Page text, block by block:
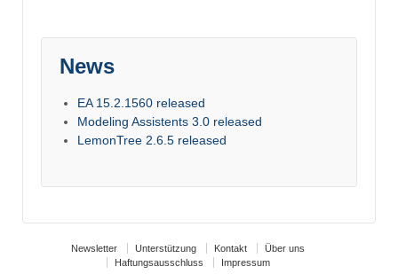
News
EA 15.2.1560 released
Modeling Assistents 3.0 released
LemonTree 2.6.5 released
Newsletter Unterstützung Kontakt
Über uns
Haftungsausschluss
Impressum